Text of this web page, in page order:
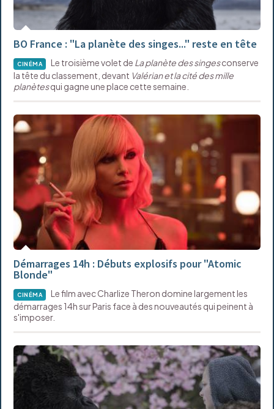
BO France : "La planète des singes..." reste en tête
CINÉMA Le troisième volet de La planète des singesconserve
la tête du classement, devant Valérian et la cité des mille
planètesqui gagne une place cette semaine.
Démarrages 14h : Débuts explosifs pour "Atomic
Blonde"
CINÉMA
Le film avec Charlize Theron domine largement les
démarrages 14h sur Paris face à des nouveautés qui peinent à
s'imposer.